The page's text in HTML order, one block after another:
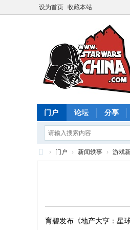
设为首页 收藏本站
门户 论坛 分享
› 门户 › 新闻轶事 › 游戏
育碧发布《地产大亨：星